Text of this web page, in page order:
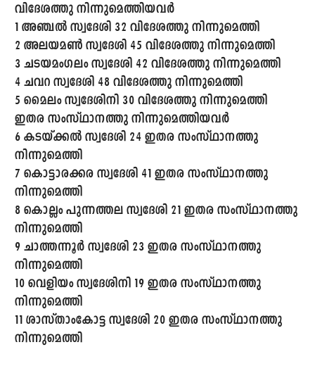
വിദേശത്തു നിന്നുമെത്തിയവർ
1 അഞ്ചൽ സ്വദേശി 32 വിദേശത്തു നിന്നുമെത്തി
2 അലയമൺ സ്വദേശി 45 വിദേശത്തു നിന്നുമെത്തി
3 ചടയമംഗലം സ്വദേശി 42 വിദേശത്തു നിന്നുമെത്തി
4 ചവറ സ്വദേശി 48 വിദേശത്തു നിന്നുമെത്തി
5 മൈലം സ്വദേശിനി 30 വിദേശത്തു നിന്നുമെത്തി
ഇതര സംസ്ഥാനത്തു നിന്നുമെത്തിയവർ
6 കടയ്ക്കൽ സ്വദേശി 24 ഇതര സംസ്ഥാനത്തു
നിന്നുമെത്തി
7 കൊട്ടാരക്കര സ്വദേശി 41 ഇതര സംസ്ഥാനത്തു
നിന്നുമെത്തി
8 കൊല്ലം പുന്നത്തല സ്വദേശി 21 ഇതര സംസ്ഥാനത്തു
നിന്നുമെത്തി
9 ചാത്തന്നൂർ സ്വദേശി 23 ഇതര സംസ്ഥാനത്തു
നിന്നുമെത്തി
10 വെളിയം സ്വദേശിനി 19 ഇതര സംസ്ഥാനത്തു
നിന്നുമെത്തി
11 ശാസ്താംകോട്ട സ്വദേശി 20 ഇതര സംസ്ഥാനത്തു
നിന്നുമെത്തി